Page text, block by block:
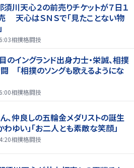
川天心２の前売りチケットが７日１
天心はＳＮＳで「見たことない物
相撲格闘技
のイングランド出身力士・栄誠、相撲
「相撲のソングも歌えるようにな
相撲格闘技
、仲良しの五輪金メダリストの誕生
わゆい」「お二人とも素敵な笑顔」
相撲格闘技